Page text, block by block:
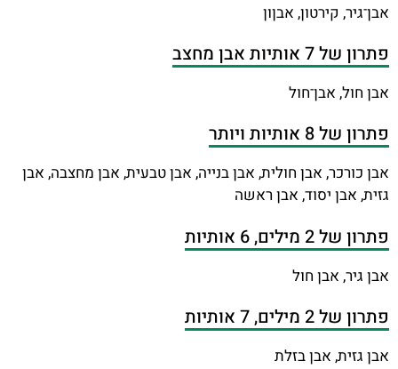
אבן־גיר, קירטון, אבןון
פתרון של 7 אותיות אבן מחצב
אבן חול, אבן־חול
פתרון של 8 אותיות ויותר
אבן כורכר, אבן חולית, אבן בנייה, אבן טבעית, אבן מחצבה, אבן
גזית, אבן יסוד, אבן ראשה
פתרון של 2 מילים, 6 אותיות
אבן גיר, אבן חול
פתרון של 2 מילים, 7 אותיות
אבן גזית, אבן בזלת